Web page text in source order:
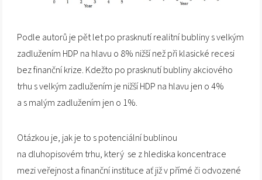
Podle autorů je pět let po prasknutí realitní bubliny s velkým
zadlužením HDP na hlavu o 8% nižší než při klasické recesi
bez finanční krize. Kdežto po prasknutí bubliny akciového
trhu s velkým zadlužením je nižší HDP na hlavu jen o 4%
a s malým zadlužením jen o 1%.
Otázkou je, jak je to s potenciální bublinou
na dluhopisovém trhu, který se z hlediska koncentrace
mezi veřejnost a finanční instituce ať již v přímé či odvozené